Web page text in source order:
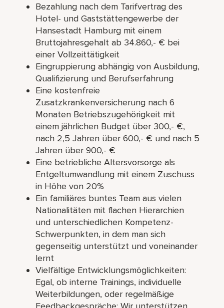
Bezahlung nach dem Tarifvertrag des
Hotel- und Gaststättengewerbe der
Hansestadt Hamburg mit einem
Bruttojahresgehalt ab 34.860,- € bei
einer Vollzeittätigkeit
Eingruppierung abhängig von Ausbildung,
Qualifizierung und Berufserfahrung
Eine kostenfreie
Zusatzkrankenversicherung nach 6
Monaten Betriebszugehörigkeit mit
einem jährlichen Budget über 300,- €,
nach 2,5 Jahren über 600,- € und nach 5
Jahren über 900,- €
Eine betriebliche Altersvorsorge als
Entgeltumwandlung mit einem Zuschuss
in Höhe von 20%
Ein familiäres buntes Team aus vielen
Nationalitäten mit flachen Hierarchien
und unterschiedlichen Kompetenz-
Schwerpunkten, in dem man sich
gegenseitig unterstützt und voneinander
lernt
Vielfältige Entwicklungsmöglichkeiten:
Egal, ob interne Trainings, individuelle
Weiterbildungen, oder regelmäßige
Feedbackgespräche: Wir unterstützen